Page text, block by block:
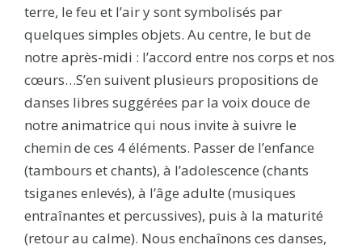
terre, le feu et l’air y sont symbolisés par
quelques simples objets. Au centre, le but de
notre après-midi : l’accord entre nos corps et nos
cœurs…S’en suivent plusieurs propositions de
danses libres suggérées par la voix douce de
notre animatrice qui nous invite à suivre le
chemin de ces 4 éléments. Passer de l’enfance
(tambours et chants), à l’adolescence (chants
tsiganes enlevés), à l’âge adulte (musiques
entraînantes et percussives), puis à la maturité
(retour au calme). Nous enchaînons ces danses,